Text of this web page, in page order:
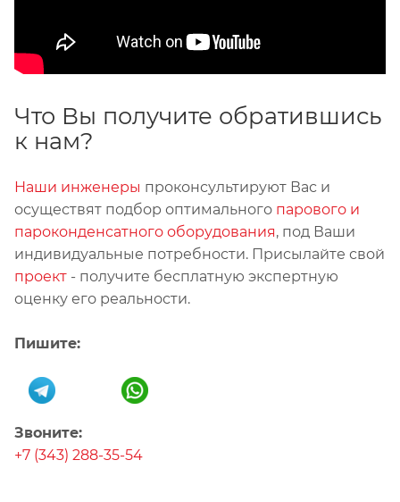
Что Вы получите обратившись
к нам?
Наши инженеры проконсультируют Вас и
осуществят подбор оптимального парового и
пароконденсатного оборудования, под Ваши
индивидуальные потребности. Присылайте свой
проект - получите бесплатную экспертную
оценку его реальности.
Пишите:
Звоните:
+7 (343) 288-35-54